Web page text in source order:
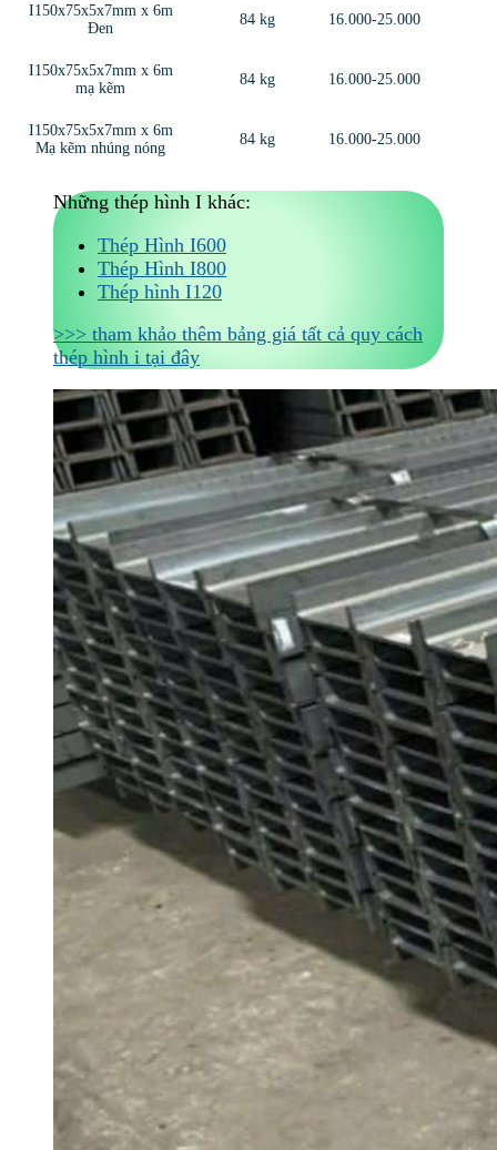
I150x75x5x7mm x 6m
Đen
84 kg 16.000-25.000
I150x75x5x7mm x 6m
mạ kẽm
84 kg 16.000-25.000
I150x75x5x7mm x 6m
Mạ kẽm nhúng nóng
84 kg 16.000-25.000
Những thép hình I khác:
Thép Hình I600
Thép Hình I800
Thép hình I120
>>> tham khảo thêm bảng giá tất cả quy cách
thép hình i tại đây